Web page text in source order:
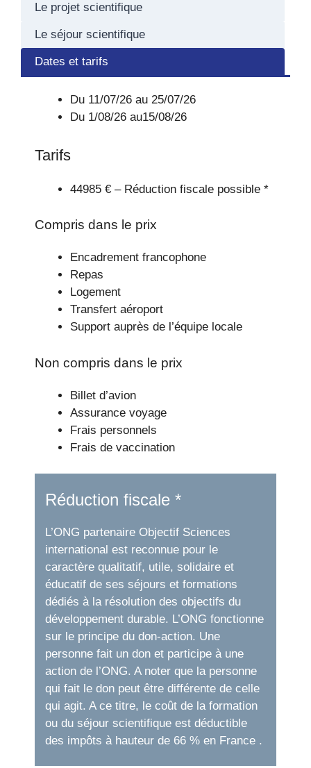
Le projet scientifique
Le séjour scientifique
Dates et tarifs
Du 11/07/26 au 25/07/26
Du 1/08/26 au15/08/26
Tarifs
44985 € – Réduction fiscale possible *
Compris dans le prix
Encadrement francophone
Repas
Logement
Transfert aéroport
Support auprès de l’équipe locale
Non compris dans le prix
Billet d’avion
Assurance voyage
Frais personnels
Frais de vaccination
Réduction fiscale *
L’ONG partenaire Objectif Sciences
international est reconnue pour le
caractère qualitatif, utile, solidaire et
éducatif de ses séjours et formations
dédiés à la résolution des objectifs du
développement durable. L’ONG fonctionne
sur le principe du don-action. Une
personne fait un don et participe à une
action de l’ONG. A noter que la personne
qui fait le don peut être différente de celle
qui agit. A ce titre, le coût de la formation
ou du séjour scientifique est déductible
des impôts à hauteur de 66 % en France .